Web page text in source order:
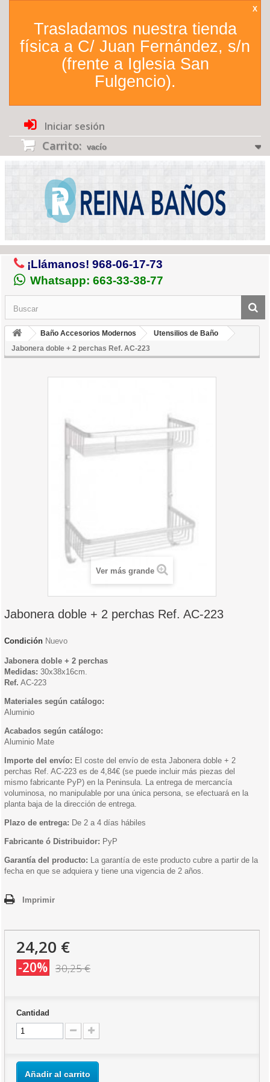
Trasladamos nuestra tienda
física a C/ Juan Fernández, s/n
(frente a Iglesia San
Fulgencio).
X
Iniciar sesión
Carrito: vacío
¡Llámanos! 968-06-17-73
Whatsapp: 663-33-38-77
Baño Accesorios Modernos
Utensilios de Baño
Jabonera doble + 2 perchas Ref. AC-223
Ver más grande
Jabonera doble + 2 perchas Ref. AC-223
Condición Nuevo
Jabonera doble + 2 perchas
Medidas: 30x38x16cm.
Ref. AC-223
Materiales según catálogo:
Aluminio
Acabados según catálogo:
Aluminio Mate
Importe del envío: El coste del envío de esta Jabonera doble + 2
perchas Ref. AC-223 es de 4,84€ (se puede incluir más piezas del
mismo fabricante PyP) en la Peninsula. La entrega de mercancía
voluminosa, no manipulable por una única persona, se efectuará en la
planta baja de la dirección de entrega.
Plazo de entrega: De 2 a 4 días hábiles
Fabricante ó Distribuidor: PyP
Garantía del producto: La garantía de este producto cubre a partir de la
fecha en que se adquiera y tiene una vigencia de 2 años.
Imprimir
24,20 €
-20% 30,25 €
Cantidad
Añadir al carrito